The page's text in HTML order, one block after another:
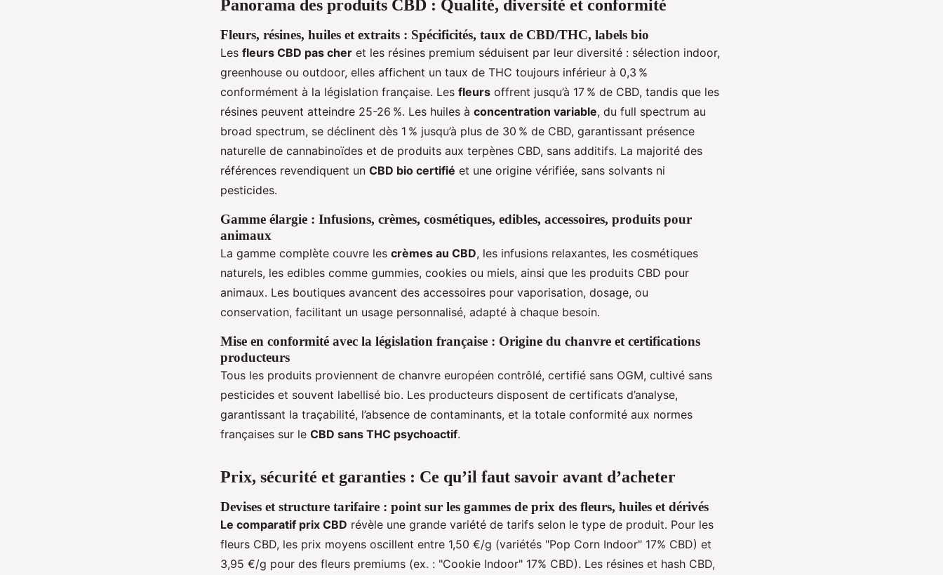
Panorama des produits CBD : Qualité, diversité et conformité
Fleurs, résines, huiles et extraits : Spécificités, taux de CBD/THC, labels bio
Les fleurs CBD pas cher et les résines premium séduisent par leur diversité : sélection indoor,
greenhouse ou outdoor, elles affichent un taux de THC toujours inférieur à 0,3 %
conformément à la législation française. Les fleurs offrent jusqu’à 17 % de CBD, tandis que les
résines peuvent atteindre 25-26 %. Les huiles à concentration variable, du full spectrum au
broad spectrum, se déclinent dès 1 % jusqu’à plus de 30 % de CBD, garantissant présence
naturelle de cannabinoïdes et de produits aux terpènes CBD, sans additifs. La majorité des
références revendiquent un CBD bio certifié et une origine vérifiée, sans solvants ni
pesticides.
Gamme élargie : Infusions, crèmes, cosmétiques, edibles, accessoires, produits pour
animaux
La gamme complète couvre les crèmes au CBD, les infusions relaxantes, les cosmétiques
naturels, les edibles comme gummies, cookies ou miels, ainsi que les produits CBD pour
animaux. Les boutiques avancent des accessoires pour vaporisation, dosage, ou
conservation, facilitant un usage personnalisé, adapté à chaque besoin.
Mise en conformité avec la législation française : Origine du chanvre et certifications
producteurs
Tous les produits proviennent de chanvre européen contrôlé, certifié sans OGM, cultivé sans
pesticides et souvent labellisé bio. Les producteurs disposent de certificats d’analyse,
garantissant la traçabilité, l’absence de contaminants, et la totale conformité aux normes
françaises sur le CBD sans THC psychoactif.
Prix, sécurité et garanties : Ce qu’il faut savoir avant d’acheter
Devises et structure tarifaire : point sur les gammes de prix des fleurs, huiles et dérivés
Le comparatif prix CBD révèle une grande variété de tarifs selon le type de produit. Pour les
fleurs CBD, les prix moyens oscillent entre 1,50 €/g (variétés "Pop Corn Indoor" 17% CBD) et
3,95 €/g pour des fleurs premiums (ex. : "Cookie Indoor" 17% CBD). Les résines et hash CBD,